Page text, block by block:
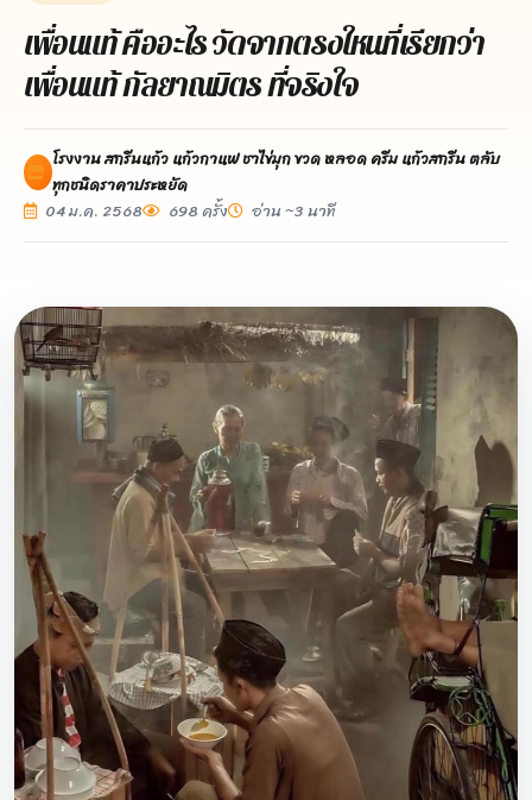
เพื่อนแท้ คืออะไร วัดจากตรงใหนที่เรียกว่า
เพื่อนแท้ กัลยาณมิตร ที่จริงใจ
โรงงาน สกรีนแก้ว แก้วกาแฟ ชาไข่มุก ขวด หลอด ครีม แก้วสกรีน ตลับ
ทุกชนิดราคาประหยัด
04 ม.ค. 2568
698 ครั้ง อ่าน ~3 นาที